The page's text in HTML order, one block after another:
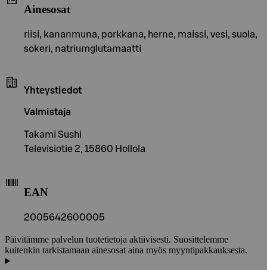
Ainesosat
riisi, kananmuna, porkkana, herne, maissi, vesi, suola,
sokeri, natriumglutamaatti
Yhteystiedot
Valmistaja
Takami Sushi
Televisiotie 2, 15860 Hollola
EAN
2005642600005
Päivitämme palvelun tuotetietoja aktiivisesti. Suosittelemme
kuitenkin tarkistamaan ainesosat aina myös myyntipakkauksesta.